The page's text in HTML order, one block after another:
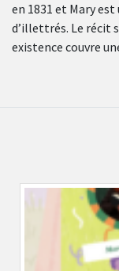
en 1831 et Mary
d’illettrés. Le récit
existence couvre